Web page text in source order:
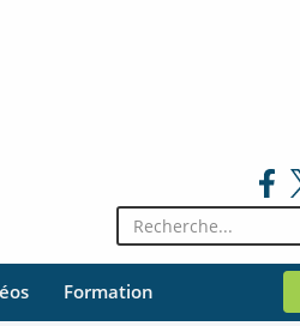
Rechercher:
Formation